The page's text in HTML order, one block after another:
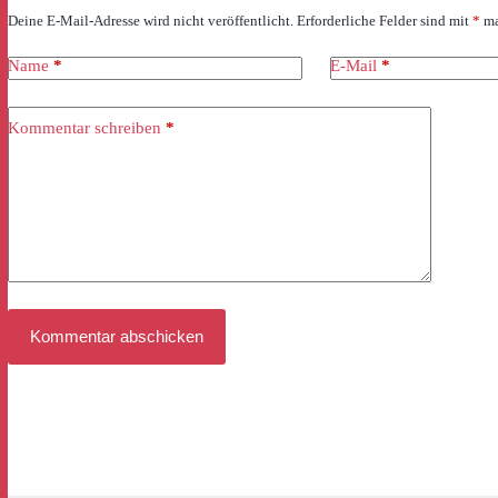
Deine E-Mail-Adresse wird nicht veröffentlicht. Erforderliche Felder sind mit *
Name * E-Mail *
Kommentar schreiben *
Kommentar abschicken